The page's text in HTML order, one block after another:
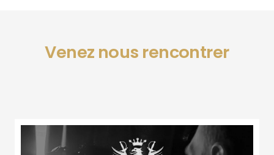
Venez nous rencontrer